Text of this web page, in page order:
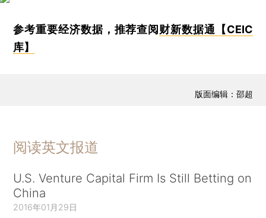
参考重要经济数据，推荐查阅财新数据通【CEIC
库】
版面编辑：邵超
阅读英文报道
U.S. Venture Capital Firm Is Still Betting on
China
2016年01月29日